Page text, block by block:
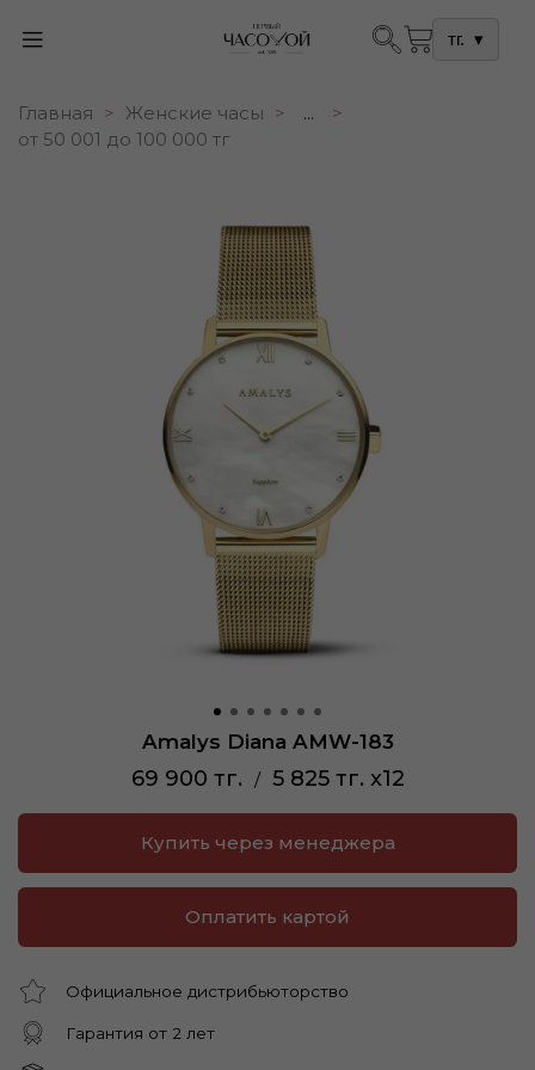
тг. ▾
Главная Женские часы
...
от 50 001 до 100 000 тг
Amalys Diana AMW-183
69 900 тг. / 5 825 тг. x12
Купить через менеджера
Оплатить картой
Официальное дистрибьюторство
Гарантия от 2 лет